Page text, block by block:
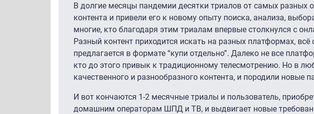
В долгие месяцы пандемии десятки триалов от самых разных
контента и привели его к новому опыту поиска, анализа,
многие, кто благодаря этим триалам впервые столкнулся с
Разный контент приходится искать на разных платформах, всё
предлагается в формате “купи отдельно”. Далеко не все
кто до этого привык к традиционному телесмотрению. Но в
качественного и разнообразного контента, и породили новые
И вот кончаются 1-2 месячные триалы и пользователь,
домашним операторам ШПД и ТВ, и выдвигает новые